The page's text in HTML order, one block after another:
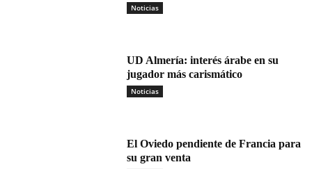
Noticias
UD Almería: interés árabe en su
jugador más carismático
Noticias
El Oviedo pendiente de Francia para
su gran venta